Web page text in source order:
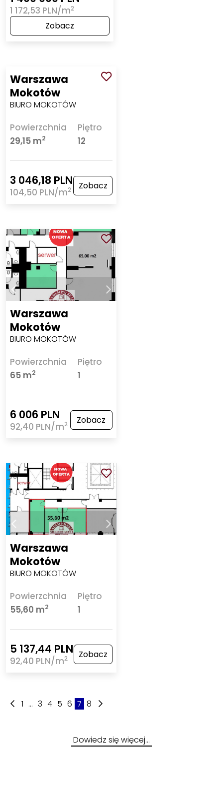
1 172,53 PLN/m2
Zobacz
Warszawa
Mokotów
BIURO MOKOTÓW
Powierzchnia
29,15 m2
Piętro
12
3 046,18 PLN
104,50 PLN/m2 Zobacz
Warszawa
Mokotów
BIURO MOKOTÓW
Powierzchnia
65 m2
Piętro
1
6 006 PLN
92,40 PLN/m2 Zobacz
Warszawa
Mokotów
BIURO MOKOTÓW
Powierzchnia
55,60 m2
Piętro
1
5 137,44 PLN
92,40 PLN/m2 Zobacz
1 ... 3 4 5 6 7 8
Dowiedz się więcej…